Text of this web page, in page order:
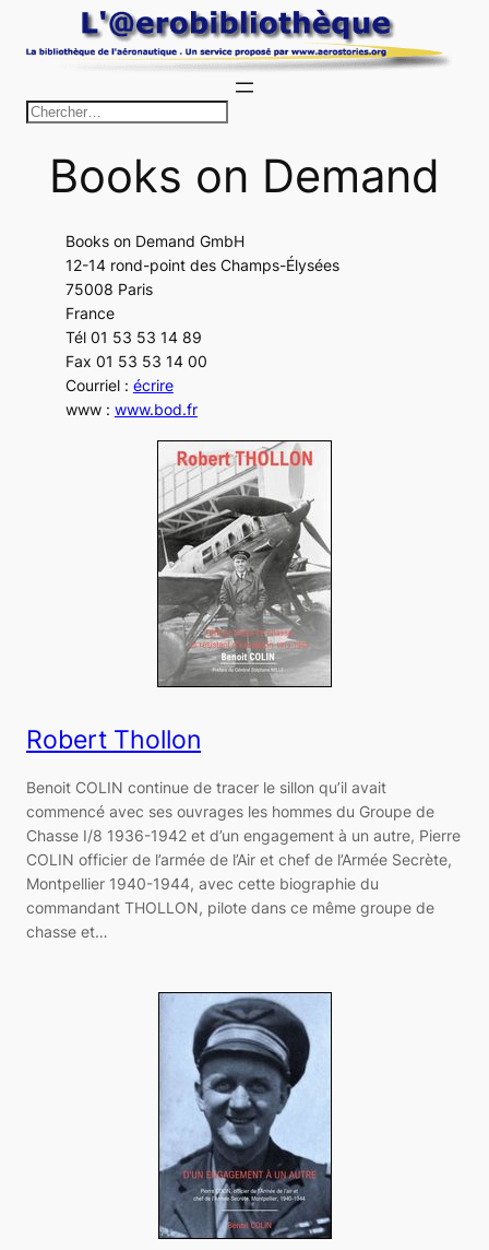
au
c
h
Books on Demand
Books on Demand GmbH
12-14 rond-point des Champs-Élysées
75008 Paris
France
Tél 01 53 53 14 89
Fax 01 53 53 14 00
Courriel : écrire
www : www.bod.fr
Robert Thollon
Benoit COLIN continue de tracer le sillon qu’il avait
commencé avec ses ouvrages les hommes du Groupe de
Chasse I/8 1936-1942 et d’un engagement à un autre, Pierre
COLIN officier de l’armée de l’Air et chef de l’Armée Secrète,
Montpellier 1940-1944, avec cette biographie du
commandant THOLLON, pilote dans ce même groupe de
chasse et…